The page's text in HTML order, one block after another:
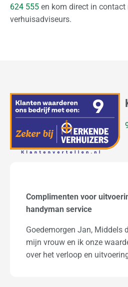
624 555 en kom direct in contact
verhuisadviseurs.
Verhuizen van Amsterdam
Raebel)
Beste verhuizer, Mn tante en
over jullie, gezien de leeftijd
[…]